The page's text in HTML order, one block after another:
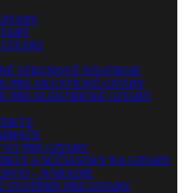
STRUNOVÉ NÁSTROJE
PRE AKUSTICKÉ GITARY
PRE ELEKTRICKÉ GITARY
PRE GITARY
A SÚČIASTKY NA GITARY
– NÁRADIE
SYSTÉMY PRE GITARY